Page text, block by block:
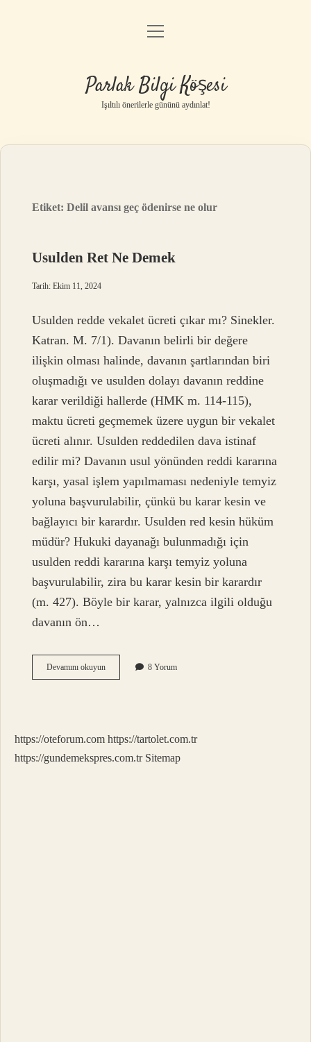
Anasayfa
Yasal Uyarı
menüyü
Parlak Bilgi Köşesi
Işıltılı önerilerle gününü aydınlat!
Etiket:Delil avansı geç ödenirse ne olur
Usulden Ret Ne Demek
Tarih: Ekim 11, 2024
Usulden redde vekalet ücreti çıkar mı? Sinekler.
Katran. M. 7/1). Davanın belirli bir değere
ilişkin olması halinde, davanın şartlarından biri
oluşmadığı ve usulden dolayı davanın reddine
karar verildiği hallerde (HMK m. 114-115),
maktu ücreti geçmemek üzere uygun bir vekalet
ücreti alınır. Usulden reddedilen dava istinaf
edilir mi? Davanın usul yönünden reddi kararına
karşı, yasal işlem yapılmaması nedeniyle temyiz
yoluna başvurulabilir, çünkü bu karar kesin ve
bağlayıcı bir karardır. Usulden red kesin hüküm
müdür? Hukuki dayanağı bulunmadığı için
usulden reddi kararına karşı temyiz yoluna
başvurulabilir, zira bu karar kesin bir karardır
(m. 427). Böyle bir karar, yalnızca ilgili olduğu
davanın ön…
Devamını okuyunUsulden
Ret
8 Yorum
https://oteforum.com https://tartolet.com.tr
https://gundemekspres.com.tr Sitemap